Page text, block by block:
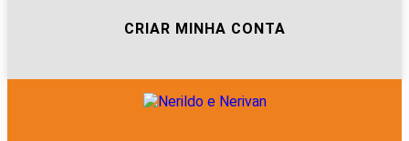
CRIAR MINHA CONTA